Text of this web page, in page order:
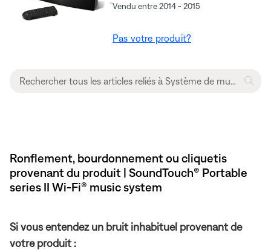
Vendu entre 2014 - 2015
Pas votre produit?
Ronflement, bourdonnement ou cliquetis
provenant du produit | SoundTouch® Portable
series II Wi-Fi® music system
Si vous entendez un bruit inhabituel provenant de
votre produit :